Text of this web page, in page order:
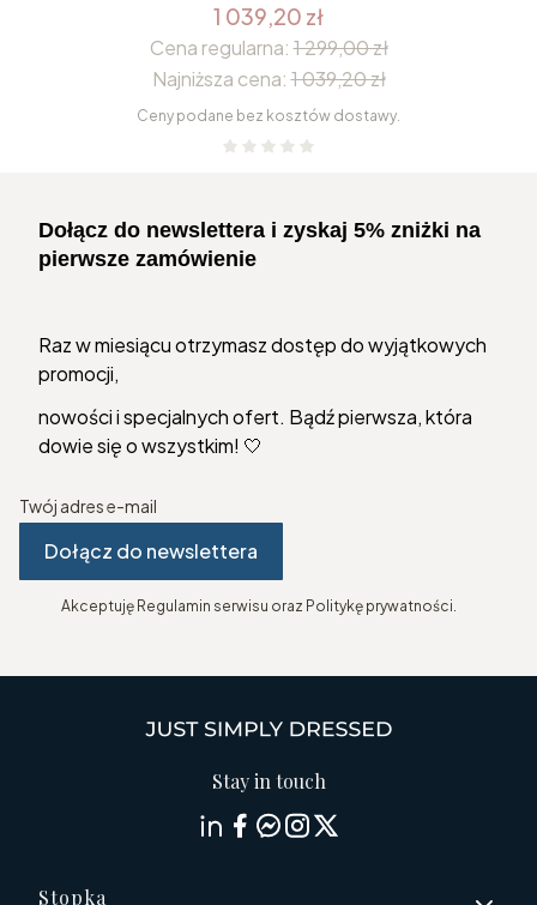
1 039,20 zł
Cena regularna: 1 299,00 zł
Najniższa cena: 1 039,20 zł
Ceny podane bez kosztów dostawy.
Dołącz do newslettera i zyskaj 5% zniżki na
pierwsze zamówienie
Raz w miesiącu otrzymasz dostęp do wyjątkowych
promocji,
nowości i specjalnych ofert. Bądź pierwsza, która
dowie się o wszystkim! 🤍
Twój adres e-mail
Dołącz do newslettera
Akceptuję Regulamin serwisu oraz Politykę prywatności.
Stay in touch
Stopka